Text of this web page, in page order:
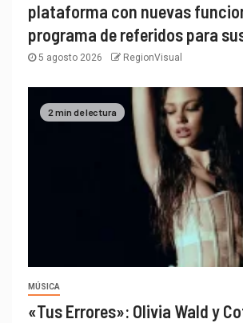
plataforma con nuevas
programa de referidos para
5 agosto 2026 RegionVisual
2 min de lectura
MÚSICA
«Tus Errores»: Olivia Wald y